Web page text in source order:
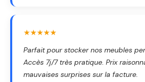
★★★★★
Parfait pour stocker nos meubles
Accès 7j/7 très pratique. Prix
mauvaises surprises sur la facture.